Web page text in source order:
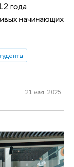
года
начинающих
21 мая 2025